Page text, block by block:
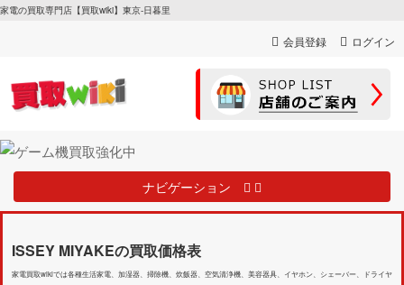
家電の買取専門店【買取wiki】東京-日暮里
会員登録 ログイン
ナビゲーション
ISSEY MIYAKEの買取価格表
家電買取wikiでは各種生活家電、加湿器、掃除機、炊飯器、空気清浄機、美容器具、イヤホン、シェーバー、ドライヤ